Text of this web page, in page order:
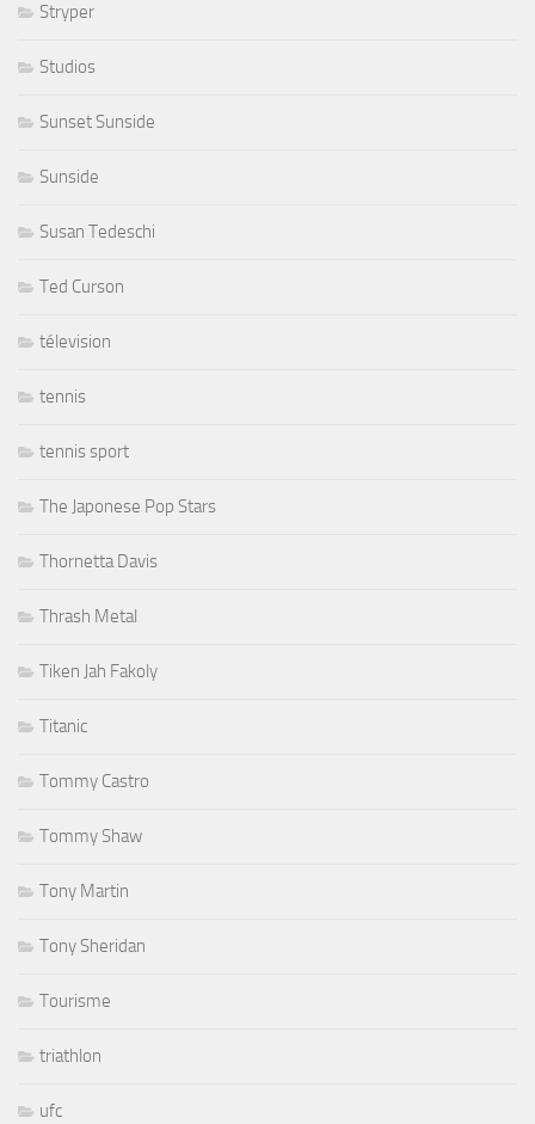
Stryper
Studios
Sunset Sunside
Sunside
Susan Tedeschi
Ted Curson
télevision
tennis
tennis sport
The Japonese Pop Stars
Thornetta Davis
Thrash Metal
Tiken Jah Fakoly
Titanic
Tommy Castro
Tommy Shaw
Tony Martin
Tony Sheridan
Tourisme
triathlon
ufc